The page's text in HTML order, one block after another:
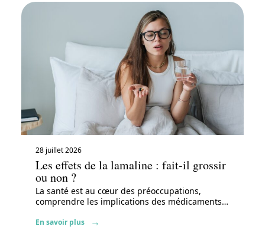
28 juillet 2026
Les effets de la lamaline : fait-il grossir
ou non ?
La santé est au cœur des préoccupations,
comprendre les implications des médicaments…
En savoir plus